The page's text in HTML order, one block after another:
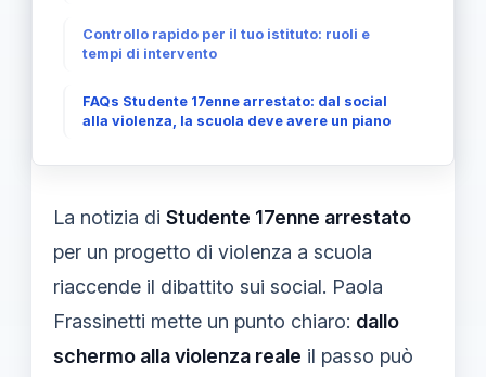
Controllo rapido per il tuo istituto: ruoli e
tempi di intervento
FAQs Studente 17enne arrestato: dal social
alla violenza, la scuola deve avere un piano
La notizia di Studente 17enne arrestato
per un progetto di violenza a scuola
riaccende il dibattito sui social. Paola
Frassinetti mette un punto chiaro: dallo
schermo alla violenza reale il passo può